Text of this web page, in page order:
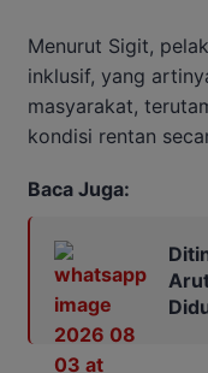
Menurut Sigit,
inklusif, yang
masyarakat,
kondisi rentan
Baca Juga: